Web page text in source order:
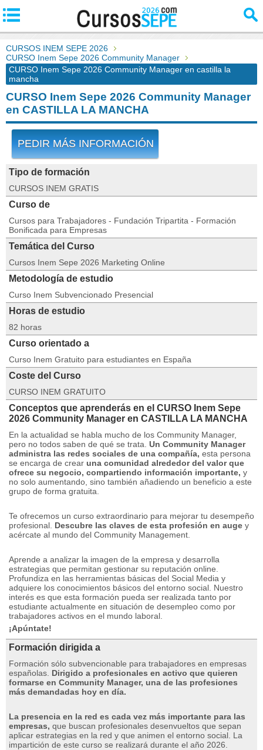
CURSOS INEM SEPE 2026
CURSO Inem Sepe 2026 Community Manager
CURSO Inem Sepe 2026 Community Manager en castilla la
mancha
CURSO Inem Sepe 2026 Community Manager
en CASTILLA LA MANCHA
PEDIR MÁS INFORMACIÓN
Tipo de formación
CURSOS INEM GRATIS
Curso de
Cursos para Trabajadores - Fundación Tripartita - Formación
Bonificada para Empresas
Temática del Curso
Cursos Inem Sepe 2026 Marketing Online
Metodología de estudio
Curso Inem Subvencionado Presencial
Horas de estudio
82 horas
Curso orientado a
Curso Inem Gratuito para estudiantes en España
Coste del Curso
CURSO INEM GRATUITO
Conceptos que aprenderás en el CURSO Inem Sepe
2026 Community Manager en CASTILLA LA MANCHA
En la actualidad se habla mucho de los Community Manager,
pero no todos saben de qué se trata. Un Community Manager
administra las redes sociales de una compañía, esta persona
se encarga de crear una comunidad alrededor del valor que
ofrece su negocio, compartiendo información importante, y
no solo aumentando, sino también añadiendo un beneficio a este
grupo de forma gratuita.
Te ofrecemos un curso extraordinario para mejorar tu desempeño
profesional. Descubre las claves de esta profesión en auge y
acércate al mundo del Community Management.
Aprende a analizar la imagen de la empresa y desarrolla
estrategias que permitan gestionar su reputación online.
Profundiza en las herramientas básicas del Social Media y
adquiere los conocimientos básicos del entorno social. Nuestro
interés es que esta formación pueda ser realizada tanto por
estudiante actualmente en situación de desempleo como por
trabajadores activos en el mundo laboral.
¡Apúntate!
Formación dirigida a
Formación sólo subvencionable para trabajadores en empresas
españolas. Dirigido a profesionales en activo que quieren
formarse en Community Manager, una de las profesiones
más demandadas hoy en día.
La presencia en la red es cada vez más importante para las
empresas, que buscan profesionales desenvueltos que sepan
aplicar estrategias en la red y que animen el entorno social. La
impartición de este curso se realizará durante el año 2026.